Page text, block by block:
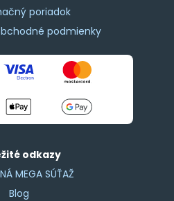
poriadok
podmienky
odkazy
MEGA SÚŤAŽ
Blog